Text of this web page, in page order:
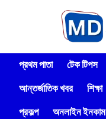
প্রথম পাতা টেক টিপস
আন্তর্জাতিক খবর
শিক্ষা
প্রকল্প
অনলাইন ইনকাম